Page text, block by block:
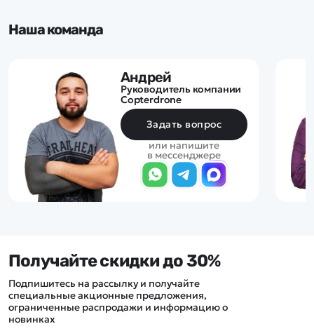
Наша команда
Андрей
Руководитель компании
Copterdrone
Задать вопрос
или напишите
в мессенджере
Получайте скидки до 30%
Подпишитесь на рассылку и получайте
специальные акционные предложения,
ограниченные распродажи и информацию о
новинках